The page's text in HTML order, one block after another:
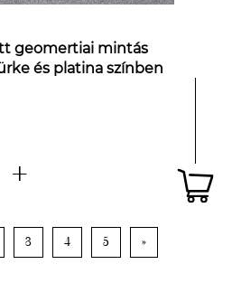
geomertiai mintás
és platina színben
3 4 5 »